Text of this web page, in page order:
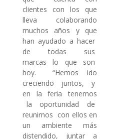
clientes con los que
lleva colaborando
muchos años y que
han ayudado a hacer
de todas sus
marcas lo que son
hoy. “Hemos ido
creciendo juntos, y
en la feria tenemos
la oportunidad de
reunirnos con ellos en
un ambiente más
distendido, juntar a